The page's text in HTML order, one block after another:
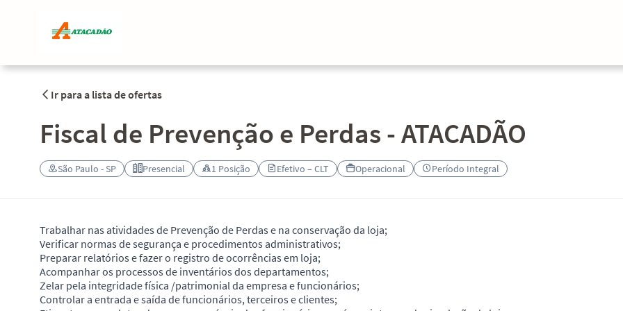
Ir para a lista de ofertas
Fiscal de Prevenção e Perdas - ATACADÃO
São Paulo - SP Presencial 1 Posição Efetivo – CLT Operacional Período Integral
Trabalhar nas atividades de Prevenção de Perdas e na conservação da loja;
Verificar normas de segurança e procedimentos administrativos;
Preparar relatórios e fazer o registro de ocorrências em loja;
Acompanhar os processos de inventários dos departamentos;
Zelar pela integridade física /patrimonial da empresa e funcionários;
Controlar a entrada e saída de funcionários, terceiros e clientes;